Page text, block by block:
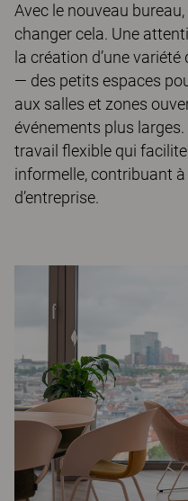
Avec le nouveau
changer cela. Une
la création d’une
— des petits espaces
aux salles et zones
événements plus
travail flexible qui
informelle, contribuant
d’entreprise.